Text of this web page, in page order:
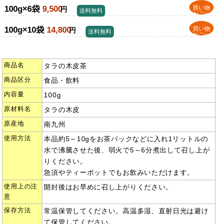
100g×6袋 9,500円
買い物
かごへ
送料無料
100g×10袋 14,800円
買い物
かごへ
送料無料
商品名 タラの木皮茶
商品区分 食品・飲料
内容量 100g
原材料名 タラの木皮
原産地 南九州
使用方法
本品約5～10gをお茶パックなどに入れ1リットルの
水で沸騰させた後、弱火で5～6分煮出して召し上が
りください。
急須やティーポットでもお飲みいただけます。
使用上の注
意
開封後はお早めに召し上がりください。
保存方法
常温保管してください。高温多湿、直射日光は避け
て保管してください。